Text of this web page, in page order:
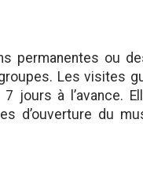
permanentes ou
Les visites
jours à l’avance.
d’ouverture du